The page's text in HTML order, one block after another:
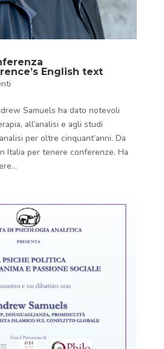
English text
Samuels ha dato notevoli
all’analisi e agli studi
per oltre cinquant’anni. Da
Italia per tenere conferenze. Ha